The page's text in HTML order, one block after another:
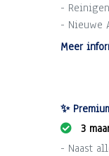
-
- Nieuwe
kosten.
- 1
Meer
✨
3
- Naast